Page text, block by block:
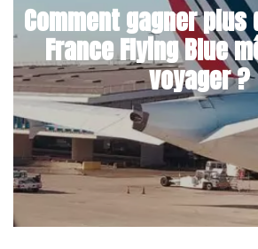
Comment gagner plus
France Flying Blue
voyager ?